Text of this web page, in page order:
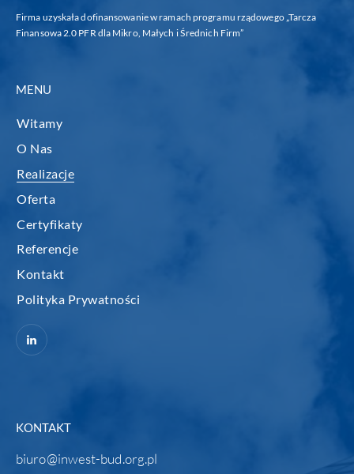
Firma uzyskała dofinansowanie w ramach programu rządowego „Tarcza
Finansowa 2.0 PFR dla Mikro, Małych i Średnich Firm”
MENU
Witamy
O Nas
Realizacje
Oferta
Certyfikaty
Referencje
Kontakt
Polityka Prywatności
KONTAKT
biuro@inwest-bud.org.pl